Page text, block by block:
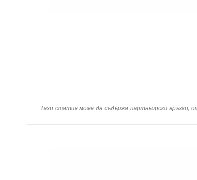
Тази статия може да съдържа партньорски връзки,